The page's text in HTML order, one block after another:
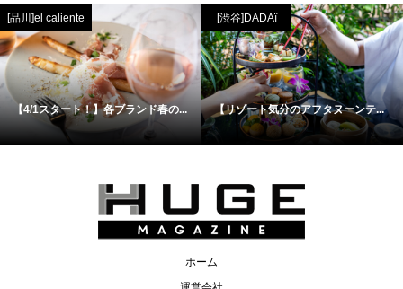
[品川]el caliente
【4/1スタート！】各ブランド春の...
[渋谷]DADAï
【リゾート気分のアフタヌーンテ...
ホーム